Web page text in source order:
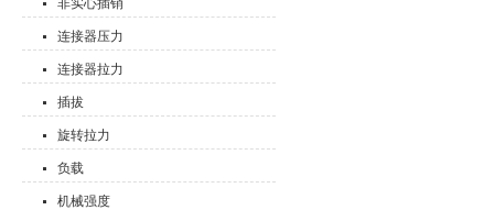
非实心插销
连接器压力
连接器拉力
插拔
旋转拉力
负载
机械强度